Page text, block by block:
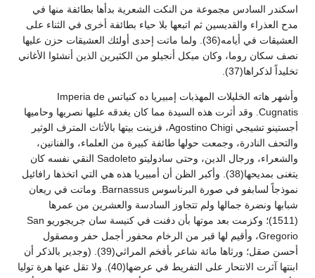
اسكندر السادس مجموعة من النكت الشعرية بدأها بطائفة منها في
مدح العذراء والقديسين ثم اتبعها بلا حياء بطائفة أخرى في الثناء على
العشيقات في أيامه(36). ولما ماتت إحدى أولئك العشيقات حزن عليها
نصف سكان روما، وكان ميكل أنجيلو من الكثيرين الذين أنشئوا الأغاني
تخليداً لذكراها(37).
وأشهر هاته الخليلات المهذبات إمبيريا ده كنياتس Imperia de
Cugnatis. وقد أثرت هذه السيدة مما كان يغدقه عليها نصريها وحاميها
أجستينو تشيجي Agostino Chigi، فزينت بيتها بالأثاث المترف الوثير
والتحف النادرة، وجمعت حولها طائفة كبيرة من العلماء، والفنانين،
والشعراء، ورجال الدين، وحتى سادوليتو Sadoleto النقي نفسه كان
يتغنى بمديحها(38). وأكبر الظن أن أمبيريا هذه هي التي اتخذها رافائيل
نموذجاً لسابفو في صورة البرناسوس Barnassus. وماتت في ريعان
شبابها ونضرة جمالها ولم تتجاوز السادسة والعشرين من عمرها
(1511)؛ وكزمت بعد موتها بأن دفنت في كنيسة سان جريجوريو San
Gregorio، وأقيم لها قبر من الرخام محفور أجمل حفر ومصقول
أحسن صقل؛ ورثاها مائة شاعر بأفخم المراثي(39). (وجدير بالذكر أن
ابنتها آثرت الانتحار على التفريط في عرضها(40). ولا تقل عنها هرة توليا